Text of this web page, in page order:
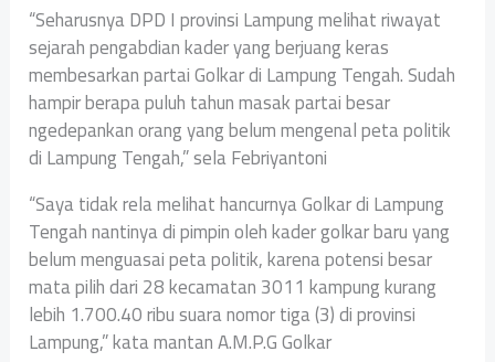
“Seharusnya DPD I provinsi Lampung melihat riwayat
sejarah pengabdian kader yang berjuang keras
membesarkan partai Golkar di Lampung Tengah. Sudah
hampir berapa puluh tahun masak partai besar
ngedepankan orang yang belum mengenal peta politik
di Lampung Tengah,” sela Febriyantoni
“Saya tidak rela melihat hancurnya Golkar di Lampung
Tengah nantinya di pimpin oleh kader golkar baru yang
belum menguasai peta politik, karena potensi besar
mata pilih dari 28 kecamatan 3011 kampung kurang
lebih 1.700.40 ribu suara nomor tiga (3) di provinsi
Lampung,” kata mantan A.M.P.G Golkar